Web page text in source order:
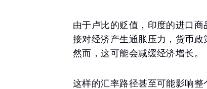
由于卢比的贬值，印度的进口
接对经济产生通胀压力，货币政
然而，这可能会减缓经济增长。
这样的汇率路径甚至可能影响